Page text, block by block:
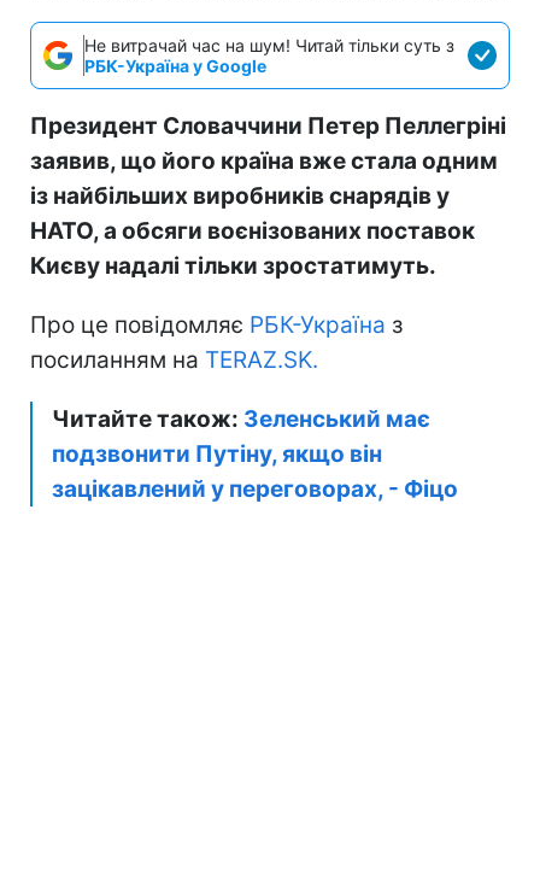
Не витрачай час на шум! Читай тільки суть з
РБК-Україна у Google
Президент Словаччини Петер Пеллегріні
заявив, що його країна вже стала одним
із найбільших виробників снарядів у
НАТО, а обсяги воєнізованих поставок
Києву надалі тільки зростатимуть.
Про це повідомляє РБК-Україна з
посиланням на TERAZ.SK.
Читайте також: Зеленський має
подзвонити Путіну, якщо він
зацікавлений у переговорах, - Фіцо